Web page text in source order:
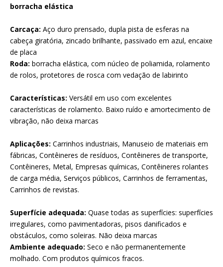
borracha elástica
Carcaça: Aço duro prensado, dupla pista de esferas na
cabeça giratória, zincado brilhante, passivado em azul, encaixe
de placa
Roda: borracha elástica, com núcleo de poliamida, rolamento
de rolos, protetores de rosca com vedação de labirinto
Características: Versátil em uso com excelentes
características de rolamento. Baixo ruído e amortecimento de
vibração, não deixa marcas
Aplicações: Carrinhos industriais, Manuseio de materiais em
fábricas, Contêineres de resíduos, Contêineres de transporte,
Contêineres, Metal, Empresas químicas, Contêineres rolantes
de carga média, Serviços públicos, Carrinhos de ferramentas,
Carrinhos de revistas.
Superfície adequada: Quase todas as superfícies: superfícies
irregulares, como pavimentadoras, pisos danificados e
obstáculos, como soleiras. Não deixa marcas
Ambiente adequado: Seco e não permanentemente
molhado. Com produtos químicos fracos.